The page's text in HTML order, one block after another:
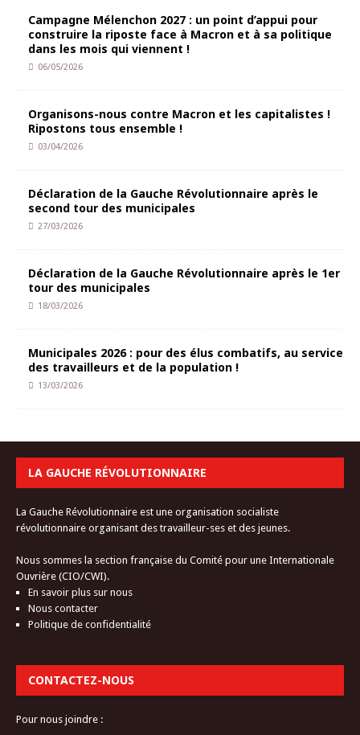
Campagne Mélenchon 2027 : un point d’appui pour
construire la riposte face à Macron et à sa politique
dans les mois qui viennent !
06/05/2026
Organisons-nous contre Macron et les capitalistes !
Ripostons tous ensemble !
03/04/2026
Déclaration de la Gauche Révolutionnaire après le
second tour des municipales
27/03/2026
Déclaration de la Gauche Révolutionnaire après le 1er
tour des municipales
18/03/2026
Municipales 2026 : pour des élus combatifs, au service
des travailleurs et de la population !
13/03/2026
LA GAUCHE RÉVOLUTIONNAIRE
La Gauche Révolutionnaire est une organisation socialiste
révolutionnaire organisant des travailleur-ses et des jeunes.
Nous sommes la section française du Comité pour une Internationale
Ouvrière (CIO/CWI).
En savoir plus sur nous
Nous contacter
Politique de confidentialité
CONTACTEZ-NOUS
Pour nous joindre :